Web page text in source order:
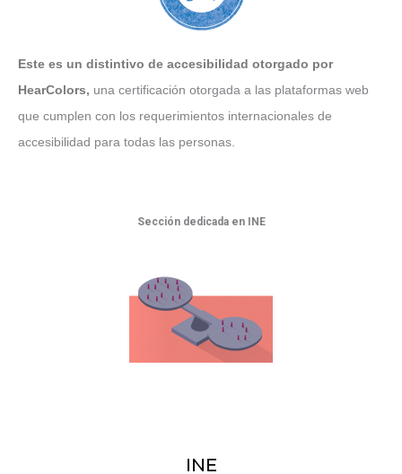
Este es un distintivo de accesibilidad otorgado por
HearColors, una certificación otorgada a las plataformas web
que cumplen con los requerimientos internacionales de
accesibilidad para todas las personas.
Sección dedicada en INE
INE